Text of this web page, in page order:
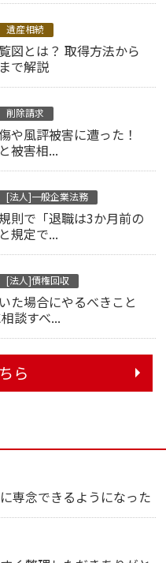
遺産相続
図とは？ 取得方法から
で解説
削除請求
や風評被害に遭った！
被害相...
[法人]一般企業法務
則で「退職は3か月前の
規定で...
[法人]債権回収
た場合にやるべきこと
談すべ...
ら
専念できるようになった